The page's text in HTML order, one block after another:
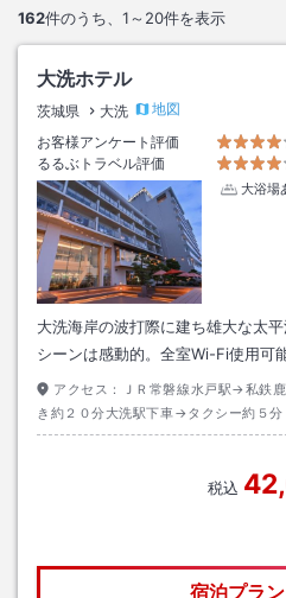
162件のうち、 1～20件を表示
大洗ホテル
茨城県 大洗
地図
お客様アンケート評価
るるぶトラベル評価
大浴場
大洗海岸の波打際に建ち雄大な太
シーンは感動的。全室Wi-Fi使用可能
アクセス：
ＪＲ常磐線水戸駅→私鉄
き約２０分大洗駅下車→タクシー約５分
税込
宿泊プラ